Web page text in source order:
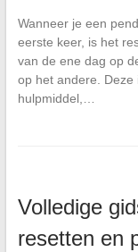
Wanneer je een
eerste keer, is het
van de ene dag op
op het andere. Deze
hulpmiddel,…
Volledige
resetten en